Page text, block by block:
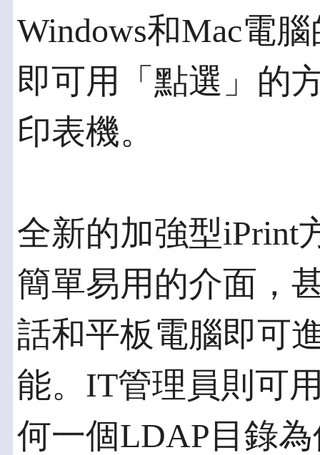
Windows和Mac電
即可用「點選」的
印表機。
全新的加強型iPrint
簡單易用的介面，
話和平板電腦即可
能。IT管理員則可
何一個LDAP目錄